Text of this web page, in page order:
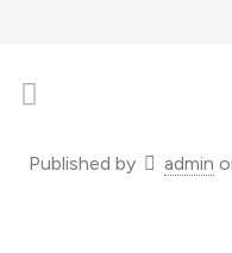
Published by admin